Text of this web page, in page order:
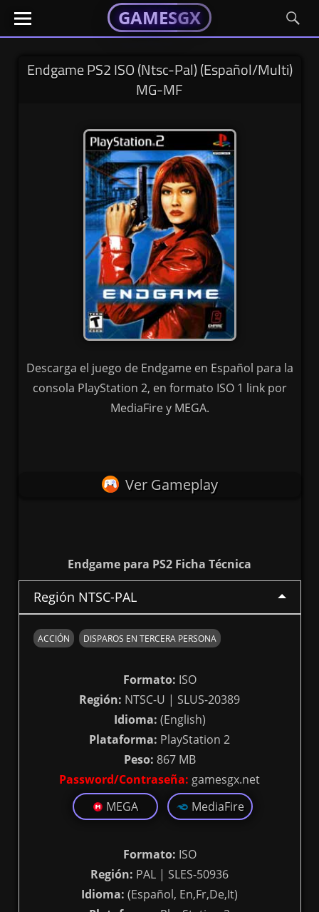
Skip
GAMESGX
El
portal
tus
GAMESGX
GAMESGX
El
portal
tusEndgame PS2 ISO (Ntsc-Pal) (Español/Multi)
MG-MF
Descarga el juego de Endgame en Español para la
consola PlayStation 2, en formato ISO 1 link por
MediaFire y MEGA.
Ver Gameplay
Endgame para PS2 Ficha Técnica
Región NTSC-PAL
ACCIÓN DISPAROS EN TERCERA PERSONA
Formato: ISO
Región: NTSC-U | SLUS-20389
Idioma: (English)
Plataforma: PlayStation 2
Peso: 867 MB
Password/Contraseña: gamesgx.net
MEGA
MediaFire
Formato: ISO
Región: PAL | SLES-50936
Idioma: (Español, En,Fr,De,It)